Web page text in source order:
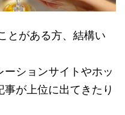
とがある方、結構い
ションサイトやホッ
事が上位に出てきたり